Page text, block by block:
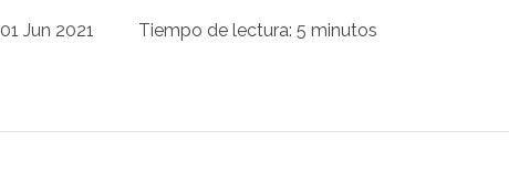
01 Jun 2021 Tiempo de lectura: 5 minutos